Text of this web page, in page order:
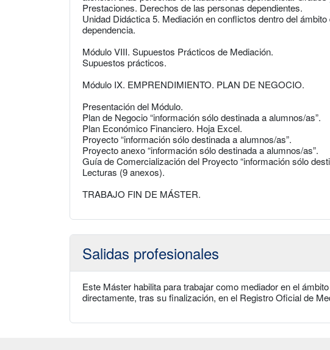
Prestaciones. Derechos de las personas dependientes.
Unidad Didáctica 5. Mediación en conflictos dentro del
dependencia.
Módulo VIII. Supuestos Prácticos de Mediación.
Supuestos prácticos.
Módulo IX. EMPRENDIMIENTO. PLAN DE NEGOCIO.
Presentación del Módulo.
Plan de Negocio “información sólo destinada a alumnos/as”.
Plan Económico Financiero. Hoja Excel.
Proyecto “información sólo destinada a alumnos/as”.
Proyecto anexo “información sólo destinada a alumnos/as”.
Guía de Comercialización del Proyecto “información sólo
Lecturas (9 anexos).
TRABAJO FIN DE MÁSTER.
Salidas profesionales
Este Máster habilita para trabajar como mediador en el
directamente, tras su finalización, en el Registro Oficial de